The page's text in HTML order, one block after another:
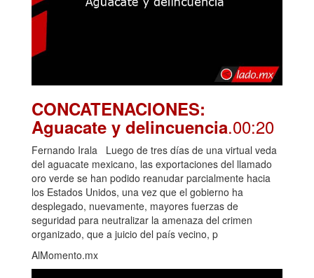
CONCATENACIONES:
Aguacate y delincuencia.00:20
Fernando Irala Luego de tres días de una virtual veda
del aguacate mexicano, las exportaciones del llamado
oro verde se han podido reanudar parcialmente hacia
los Estados Unidos, una vez que el gobierno ha
desplegado, nuevamente, mayores fuerzas de
seguridad para neutralizar la amenaza del crimen
organizado, que a juicio del país vecino, p
AlMomento.mx